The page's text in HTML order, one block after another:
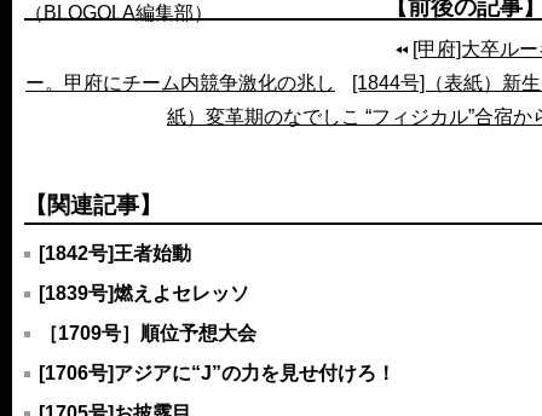
（BLOGOLA編集部） 【前後の記事
[甲府]大卒ル
ー。甲府にチーム内競争激化の兆し
[1844号]（表紙）新
紙）変革期のなでしこ “フィジカル”合宿
【関連記事】
[1842号]王者始動
[1839号]燃えよセレッソ
［1709号］順位予想大会
[1706号]アジアに“J”の力を見せ付けろ！